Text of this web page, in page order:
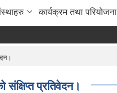
कार्यक्रम तथा परियोजना
संक्षिप्त प्रतिवेदन।